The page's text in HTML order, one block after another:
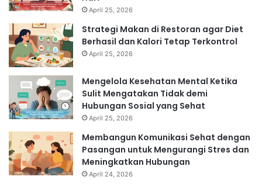
April 25, 2026
Strategi Makan di Restoran agar Diet
Berhasil dan Kalori Tetap Terkontrol
April 25, 2026
Mengelola Kesehatan Mental Ketika
Sulit Mengatakan Tidak demi
Hubungan Sosial yang Sehat
April 25, 2026
Membangun Komunikasi Sehat dengan
Pasangan untuk Mengurangi Stres dan
Meningkatkan Hubungan
April 24, 2026